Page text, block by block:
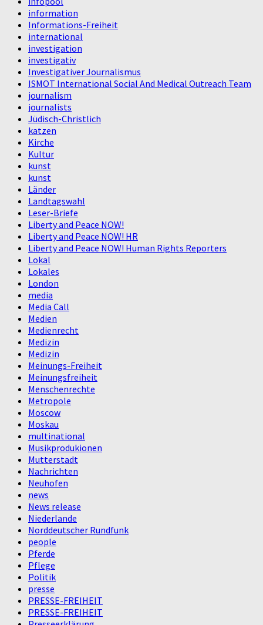
information
Informations-Freiheit
international
investigation
investigativ
Investigativer Journalismus
ISMOT International Social And Medical Outreach Team
journalism
journalists
Jüdisch-Christlich
katzen
Kirche
Kultur
kunst
kunst
Länder
Landtagswahl
Leser-Briefe
Liberty and Peace NOW!
Liberty and Peace NOW! HR
Liberty and Peace NOW! Human Rights Reporters
Lokal
Lokales
London
media
Media Call
Medien
Medienrecht
Medizin
Medizin
Meinungs-Freiheit
Meinungsfreiheit
Menschenrechte
Metropole
Moscow
Moskau
multinational
Musikprodukionen
Mutterstadt
Nachrichten
Neuhofen
news
News release
Niederlande
Norddeutscher Rundfunk
people
Pferde
Pflege
Politik
presse
PRESSE-FREIHEIT
PRESSE-FREIHEIT